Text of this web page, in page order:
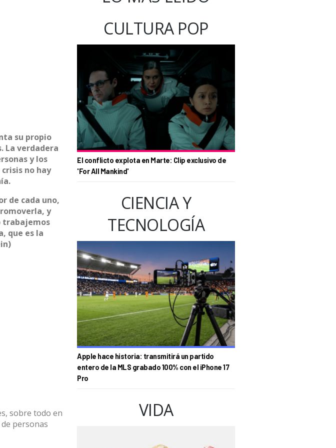
su propio
La verdadera
y los
no hay
de cada uno,
y
trabajemos
que es la
sobre todo en
personas
CULTURA POP
El conflicto explota en Marte: Clip exclusivo de
'For All Mankind'
CIENCIA Y
TECNOLOGÍA
Apple hace historia: transmitirá un partido
entero de la MLS grabado 100% con el iPhone 17
Pro
VIDA